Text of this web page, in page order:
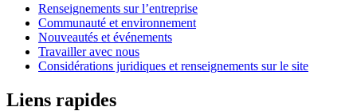
Renseignements sur l’entreprise
Communauté et environnement
Nouveautés et événements
Travailler avec nous
Considérations juridiques et renseignements sur le site
Liens rapides